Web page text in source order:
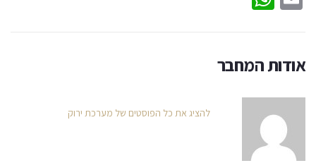
אודות המחבר
להציג את כל הפוסטים של מערכת ירוק